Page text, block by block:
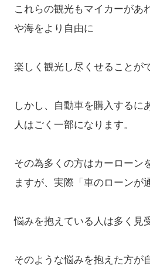
これらの観光もマイカーがあ
や海をより自由に
楽しく観光し尽くせることが
しかし、自動車を購入するに
人はごく一部になります。
その為多くの方はカーローン
ますが、実際「車のローンが
悩みを抱えている人は多く見
そのような悩みを抱えた方が